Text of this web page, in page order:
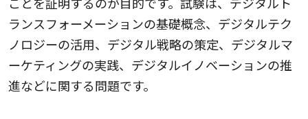
ランスフォーメーションの基礎概念、デジタルテク
ノロジーの活用、デジタル戦略の策定、デジタルマ
ーケティングの実践、デジタルイノベーションの推
進などに関する問題です。